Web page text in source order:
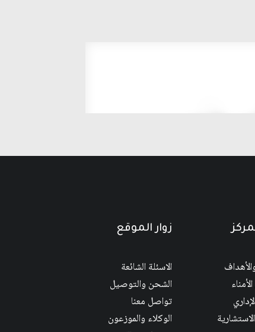
زوار الموقع
الاسئلة الشائعة
الشحن والتوصيل
تواصل معنا
الوكلاء والموزعون